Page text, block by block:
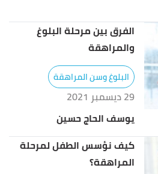
الفرق بين مرحلة البلوغ
والمراهقة
البلوغ وسن المراهقة
29 ديسمبر 2021
يوسف الحاج حسين
كيف نؤسس الطفل لمرحلة
المراهقة؟